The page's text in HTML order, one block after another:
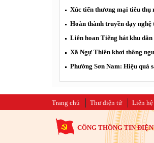
Xúc tiến thương mại tiêu thụ
Hoàn thành truyền dạy
Liên hoan Tiếng hát khu dân
Xã Ngự Thiên khơi thông
Phường Sơn Nam: Hiệu quả
Trang chủ Thư điện tử Liên hệ
CỔNG THÔNG TIN